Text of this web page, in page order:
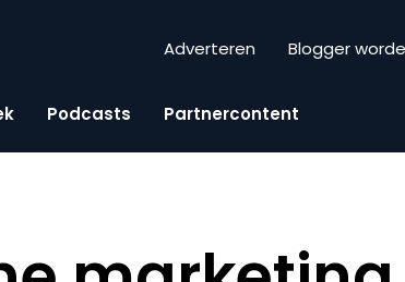
Adverteren Blogger
Podcasts Partnercontent